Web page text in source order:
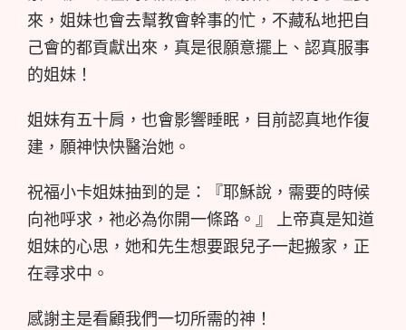
來，姐妹也會去幫教會幹事的忙，不藏私地把自
己會的都貢獻出來，真是很願意擺上、認真服事
的姐妹！
姐妹有五十肩，也會影響睡眠，目前認真地作復
建，願神快快醫治她。
祝福小卡姐妹抽到的是：『耶穌說，需要的時候
向祂呼求，祂必為你開一條路。』 上帝真是知道
姐妹的心思，她和先生想要跟兒子一起搬家，正
在尋求中。
感謝主是看顧我們一切所需的神！